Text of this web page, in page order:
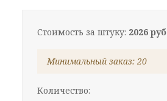
Стоимость за штуку: 2026 руб
Минимальный заказ: 20
Количество: